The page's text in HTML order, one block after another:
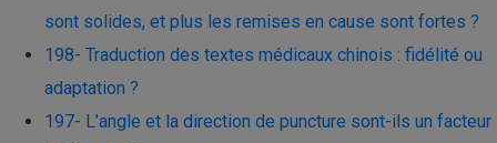
sont solides, et plus les remises en cause sont fortes ?
198- Traduction des textes médicaux chinois : fidélité ou
adaptation ?
197- L’angle et la direction de puncture sont-ils un facteur